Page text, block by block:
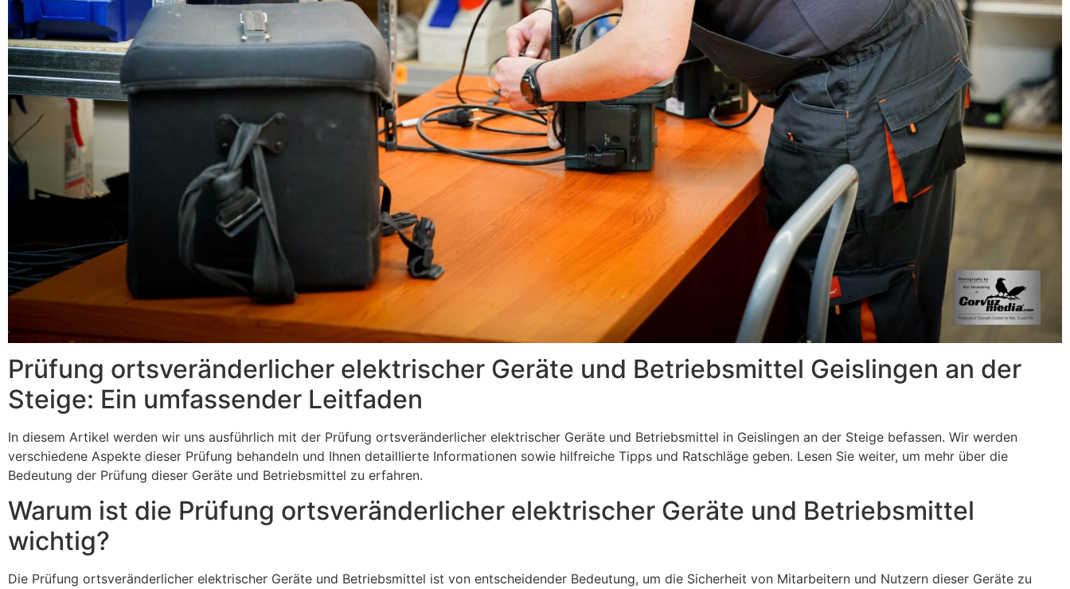
Prüfung ortsveränderlicher elektrischer Geräte und Betriebsmittel Geislingen an der
Steige: Ein umfassender Leitfaden
In diesem Artikel werden wir uns ausführlich mit der Prüfung ortsveränderlicher elektrischer Geräte und Betriebsmittel in Geislingen an der Steige befassen. Wir werden
verschiedene Aspekte dieser Prüfung behandeln und Ihnen detaillierte Informationen sowie hilfreiche Tipps und Ratschläge geben. Lesen Sie weiter, um mehr über die
Bedeutung der Prüfung dieser Geräte und Betriebsmittel zu erfahren.
Warum ist die Prüfung ortsveränderlicher elektrischer Geräte und Betriebsmittel
wichtig?
Die Prüfung ortsveränderlicher elektrischer Geräte und Betriebsmittel ist von entscheidender Bedeutung, um die Sicherheit von Mitarbeitern und Nutzern dieser Geräte zu